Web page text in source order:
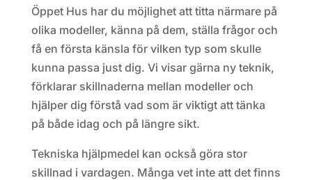
Öppet Hus har du möjlighet att titta närmare på
olika modeller, känna på dem, ställa frågor och
få en första känsla för vilken typ som skulle
kunna passa just dig. Vi visar gärna ny teknik,
förklarar skillnaderna mellan modeller och
hjälper dig förstå vad som är viktigt att tänka
på både idag och på längre sikt.
Tekniska hjälpmedel kan också göra stor
skillnad i vardagen. Många vet inte att det finns